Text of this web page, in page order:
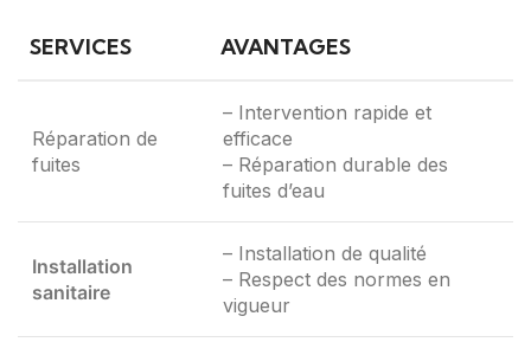
SERVICES AVANTAGES
Réparation de
fuites
– Intervention rapide et
efficace
– Réparation durable des
fuites d’eau
Installation
sanitaire
– Installation de qualité
– Respect des normes en
vigueur